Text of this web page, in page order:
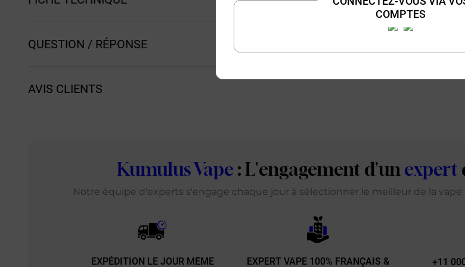
COMPTES
QUESTION / RÉPONSE
AVIS CLIENTS
Kumulus Vape : L'engagement d'un expert
Notre équipe d'experts s'engage chaque jour à sélectionner le meilleur de la
EXPÉDITION LE JOUR MÊME
EXPERT VAPE 100% FRANÇAIS &
+11